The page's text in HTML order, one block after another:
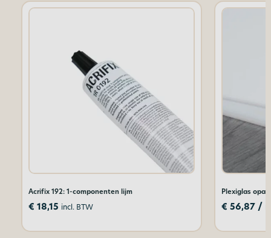
Acrifix 192: 1-componenten lijm
€ 18,15 incl. BTW
Plexiglas
€ 56,87/